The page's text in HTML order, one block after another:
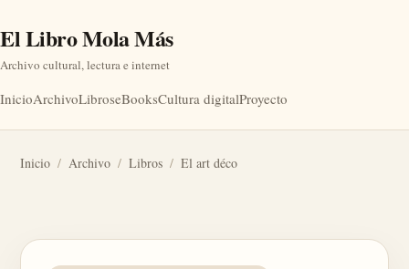
El Libro Mola Más
Archivo cultural, lectura e internet
InicioArchivoLibroseBooksCultura digitalProyecto
Inicio / Archivo / Libros / El art déco